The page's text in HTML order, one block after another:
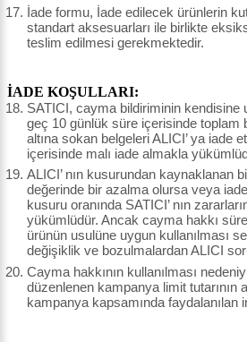
İade formu, İade edilecek ürünlerin
standart aksesuarları ile birlikte
teslim edilmesi gerekmektedir.
İADE KOŞULLARI:
SATICI, cayma bildiriminin kendisine
geç 10 günlük süre içerisinde toplam
altına sokan belgeleri ALICI’ ya iade
içerisinde malı iade almakla
ALICI’ nın kusurundan kaynaklanan
değerinde bir azalma olursa veya
kusuru oranında SATICI’ nın
yükümlüdür. Ancak cayma hakkı
ürünün usulüne uygun kullanılması
değişiklik ve bozulmalardan ALICI
Cayma hakkının kullanılması
düzenlenen kampanya limit tutarının
kampanya kapsamında faydalanılan